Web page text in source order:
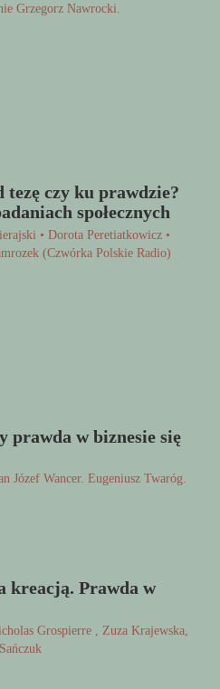
Grzegorz Nawrocki.
tezę czy ku prawdzie?
społecznych
• Dorota Peretiatkowicz •
(Czwórka Polskie Radio)
prawda w biznesie się
Józef Wancer. Eugeniusz Twaróg.
kreacją. Prawda w
Grospierre , Zuza Krajewska,